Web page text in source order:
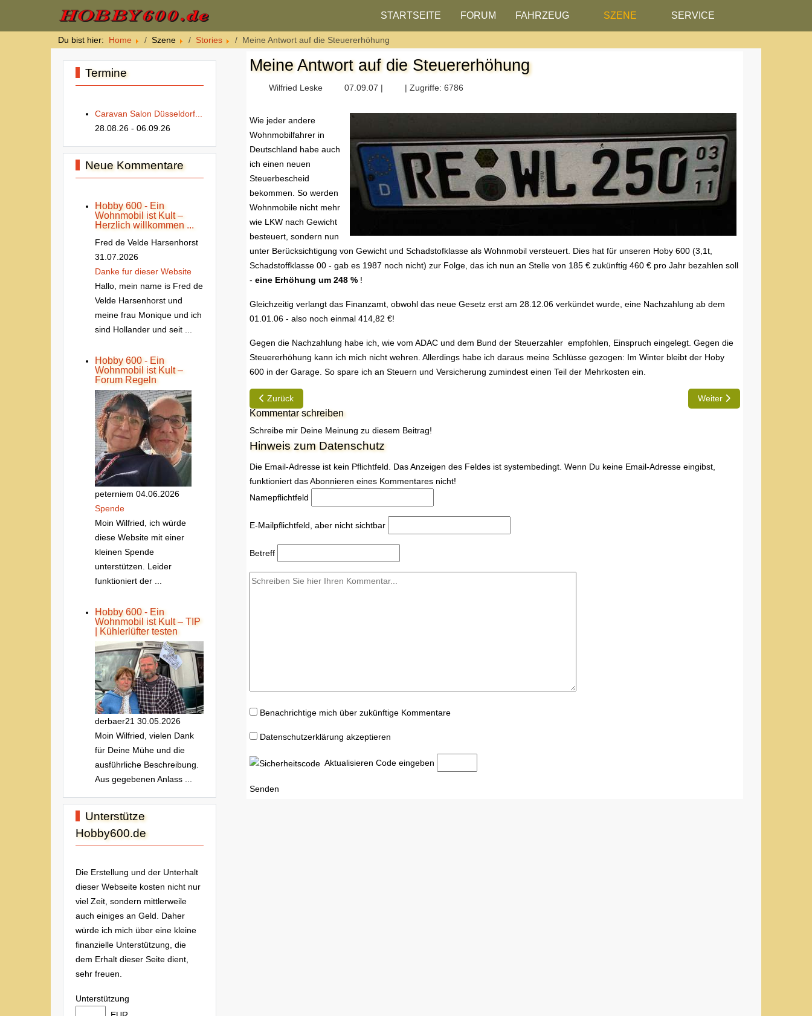
STARTSEITE FORUM FAHRZEUG SZENE SERVICE
Du bist hier: Home Szene Stories Meine Antwort auf die Steuererhöhung
Termine
Caravan Salon Düsseldorf...
28.08.26 - 06.09.26
Neue Kommentare
Hobby 600 - Ein
Wohnmobil ist Kult –
Herzlich willkommen ...
Fred de Velde Harsenhorst
31.07.2026
Danke fur dieser Website
Hallo, mein name is Fred de
Velde Harsenhorst und
meine frau Monique und ich
sind Hollander und seit ...
Hobby 600 - Ein
Wohnmobil ist Kult –
Forum Regeln
peterniem 04.06.2026
Spende
Moin Wilfried, ich würde
diese Website mit einer
kleinen Spende
unterstützen. Leider
funktioniert der ...
Hobby 600 - Ein
Wohnmobil ist Kult – TIP
| Kühlerlüfter testen
derbaer21 30.05.2026
Moin Wilfried, vielen Dank
für Deine Mühe und die
ausführliche Beschreibung.
Aus gegebenen Anlass ...
Unterstütze
Hobby600.de
Die Erstellung und der Unterhalt
dieser Webseite kosten nicht nur
viel Zeit, sondern mittlerweile
auch einiges an Geld. Daher
würde ich mich über eine kleine
finanzielle Unterstützung, die
dem Erhalt dieser Seite dient,
sehr freuen.
Unterstützung
Meine Antwort auf die Steuererhöhung
Wilfried Leske 07.09.07 | | Zugriffe: 6786
Wie jeder andere
Wohnmobilfahrer in
Deutschland habe auch
ich einen neuen
Steuerbescheid
bekommen. So werden
Wohnmobile nicht mehr
wie LKW nach Gewicht
besteuert, sondern nun
unter Berücksichtigung von Gewicht und Schadstofklasse als Wohnmobil versteuert. Dies hat für unseren Hoby 600 (3,1t,
Schadstoffklasse 00 - gab es 1987 noch nicht) zur Folge, das ich nun an Stelle von 185 € zukünftig 460 € pro Jahr bezahlen soll
- eine Erhöhung um 248 % !
Gleichzeitig verlangt das Finanzamt, obwohl das neue Gesetz erst am 28.12.06 verkündet wurde, eine Nachzahlung ab dem
01.01.06 - also noch einmal 414,82 €!
Gegen die Nachzahlung habe ich, wie vom ADAC und dem Bund der Steuerzahler empfohlen, Einspruch eingelegt. Gegen die
Steuererhöhung kann ich mich nicht wehren. Allerdings habe ich daraus meine Schlüsse gezogen: Im Winter bleibt der Hoby
600 in der Garage. So spare ich an Steuern und Versicherung zumindest einen Teil der Mehrkosten ein.
Vorheriger Beitrag: Noch ein Hobby 600 sucht neuen Besitzer
Zurück Nächster Beitrag: Jürgen:
Weiter
Kommentar schreiben
Schreibe mir Deine Meinung zu diesem Beitrag!
Hinweis zum Datenschutz
Die Email-Adresse ist kein Pflichtfeld. Das Anzeigen des Feldes ist systembedingt. Wenn Du keine Email-Adresse eingibst,
funktioniert das Abonnieren eines Kommentares nicht!
Namepflichtfeld
E-Mailpflichtfeld, aber nicht sichtbar
Betreff
Benachrichtige mich über zukünftige Kommentare
Datenschutzerklärung akzeptieren
Aktualisieren Code eingeben
Senden